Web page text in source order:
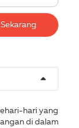
Sekarang
hari yang
di dalam